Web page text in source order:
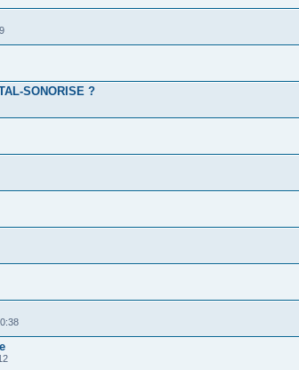
SONORISE ?